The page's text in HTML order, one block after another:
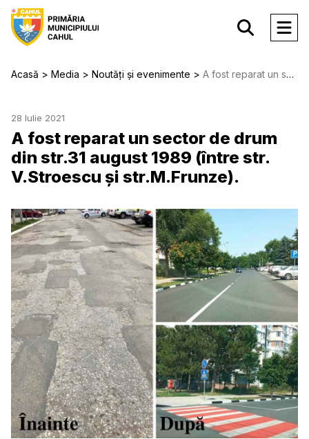
Acasă Media Noutăți și evenimente A fost reparat un sector de drum din str.31 august 1989 (între str. V.Stroescu și str.M.Frunze).
28 Iulie 2021
A fost reparat un sector de drum
din str.31 august 1989 (între str.
V.Stroescu și str.M.Frunze).